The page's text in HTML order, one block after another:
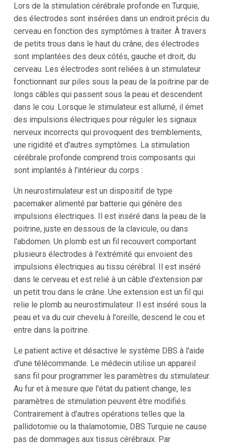
Lors de la stimulation cérébrale profonde en Turquie,
des électrodes sont insérées dans un endroit précis du
cerveau en fonction des symptômes à traiter. À travers
de petits trous dans le haut du crâne, des électrodes
sont implantées des deux côtés, gauche et droit, du
cerveau. Les électrodes sont reliées à un stimulateur
fonctionnant sur piles sous la peau de la poitrine par de
longs câbles qui passent sous la peau et descendent
dans le cou. Lorsque le stimulateur est allumé, il émet
des impulsions électriques pour réguler les signaux
nerveux incorrects qui provoquent des tremblements,
une rigidité et d'autres symptômes. La stimulation
cérébrale profonde comprend trois composants qui
sont implantés à l'intérieur du corps :
Un neurostimulateur est un dispositif de type
pacemaker alimenté par batterie qui génère des
impulsions électriques. Il est inséré dans la peau de la
poitrine, juste en dessous de la clavicule, ou dans
l'abdomen. Un plomb est un fil recouvert comportant
plusieurs électrodes à l'extrémité qui envoient des
impulsions électriques au tissu cérébral. Il est inséré
dans le cerveau et est relié à un câble d'extension par
un petit trou dans le crâne. Une extension est un fil qui
relie le plomb au neurostimulateur. Il est inséré sous la
peau et va du cuir chevelu à l'oreille, descend le cou et
entre dans la poitrine.
Le patient active et désactive le système DBS à l'aide
d'une télécommande. Le médecin utilise un appareil
sans fil pour programmer les paramètres du stimulateur.
Au fur et à mesure que l'état du patient change, les
paramètres de stimulation peuvent être modifiés.
Contrairement à d'autres opérations telles que la
pallidotomie ou la thalamotomie, DBS Turquie ne cause
pas de dommages aux tissus cérébraux. Par